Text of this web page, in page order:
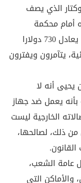
الذي يصف
أمام محكمة
إسطنبول، أن دخله الشهري لا يتعدى ما يعادل 730 دولارا
يتآمرون ويفترون
يحيى أنه لا
يعمل ضد جهاز
الخارجية ليست
ذلك، لصالحها،
القانون.
عامة الشعب،
التي